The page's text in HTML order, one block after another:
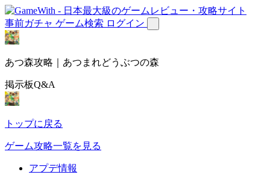
事前ガチャ ゲーム検索 ログイン
あつ森攻略｜あつまれどうぶつの森
掲示板Q&A
トップに戻る
ゲーム攻略一覧を見る
アプデ情報